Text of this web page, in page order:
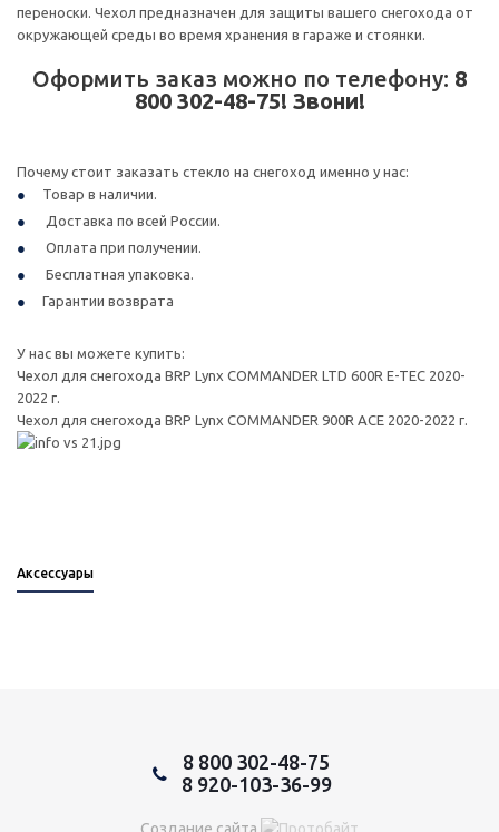
переноски. Чехол предназначен для защиты вашего снегохода от
окружающей среды во время хранения в гараже и стоянки.
Оформить заказ можно по телефону: 8
800 302-48-75! Звони!
Почему стоит заказать стекло на снегоход именно у нас:
Товар в наличии.
Доставка по всей России.
Оплата при получении.
Бесплатная упаковка.
Гарантии возврата
У нас вы можете купить:
Чехол для снегохода BRP Lynx COMMANDER LTD 600R E-TEC 2020-
2022 г.
Чехол для снегохода BRP Lynx COMMANDER 900R ACE 2020-2022 г.
Аксессуары
8 800 302-48-75
8 920-103-36-99